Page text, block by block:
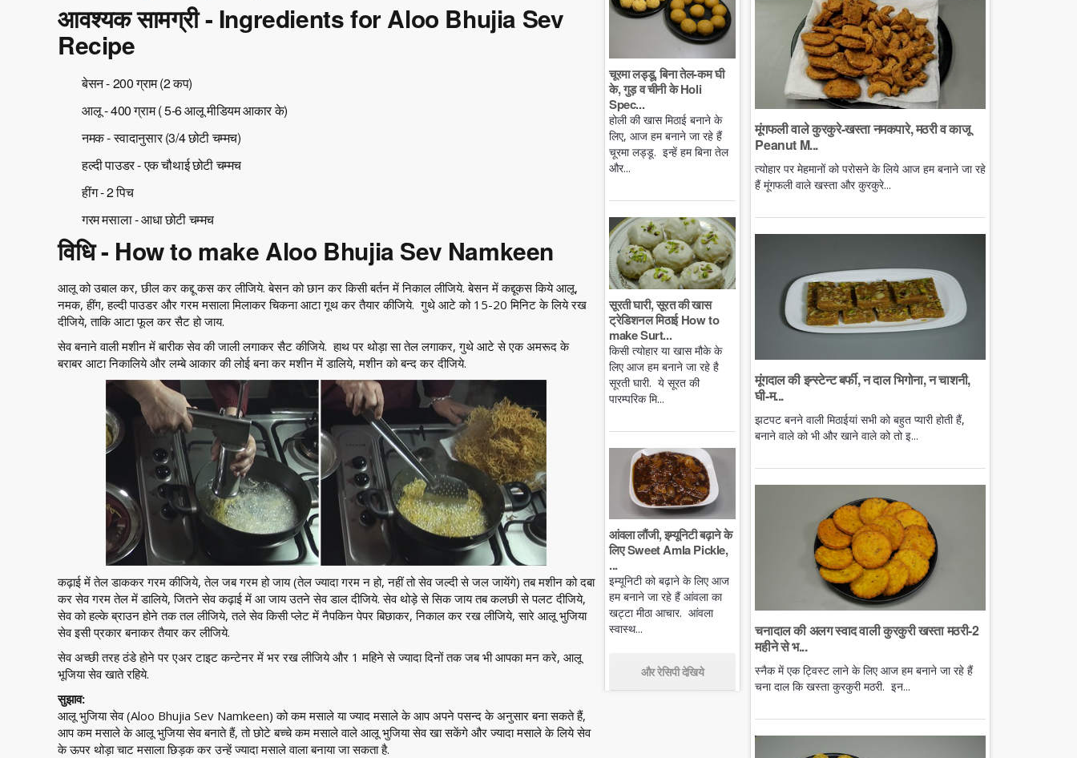
आवश्यक सामग्री - Ingredients for Aloo Bhujia Sev
Recipe
बेसन - 200 ग्राम (2 कप)
आलू - 400 ग्राम ( 5-6 आलू मीडियम आकार के)
नमक - स्वादानुसार (3/4 छोटी चम्मच)
हल्दी पाउडर - एक चौथाई छोटी चम्मच
हींग - 2 पिच
गरम मसाला - आधा छोटी चम्मच
विधि - How to make Aloo Bhujia Sev Namkeen
आलू को उबाल कर, छील कर कद्दू कस कर लीजिये. बेसन को छान कर किसी बर्तन में निकाल लीजिये. बेसन में कद्दूकस किये आलू,
नमक, हींग, हल्दी पाउडर और गरम मसाला मिलाकर चिकना आटा गूथ कर तैयार कीजिये. गुथे आटे को 15-20 मिनिट के लिये रख
दीजिये, ताकि आटा फूल कर सैट हो जाय.
सेव बनाने वाली मशीन में बारीक सेव की जाली लगाकर सैट कीजिये. हाथ पर थोड़ा सा तेल लगाकर, गुथे आटे से एक अमरूद के
बराबर आटा निकालिये और लम्बे आकार की लोई बना कर मशीन में डालिये, मशीन को बन्द कर दीजिये.
कढ़ाई में तेल डाककर गरम कीजिये, तेल जब गरम हो जाय (तेल ज्यादा गरम न हो, नहीं तो सेव जल्दी से जल जायेंगे) तब मशीन को दबा
कर सेव गरम तेल में डालिये, जितने सेव कढ़ाई में आ जाय उतने सेव डाल दीजिये. सेव थोड़े से सिक जाय तब कलछी से पलट दीजिये,
सेव को हल्के ब्राउन होने तक तल लीजिये, तले सेव किसी प्लेट में नैपकिन पेपर बिछाकर, निकाल कर रख लीजिये, सारे आलू भुजिया
सेव इसी प्रकार बनाकर तैयार कर लीजिये.
सेव अच्छी तरह ठंडे होने पर एअर टाइट कन्टेनर में भर रख लीजिये और 1 महिने से ज्यादा दिनों तक जब भी आपका मन करे, आलू
भूजिया सेव खाते रहिये.
सुझाव:
आलू भुजिया सेव (Aloo Bhujia Sev Namkeen) को कम मसाले या ज्याद मसाले के आप अपने पसन्द के अनुसार बना सकते हैं,
आप कम मसाले के आलू भुजिया सेव बनाते हैं, तो छोटे बच्चे कम मसाले वाले आलू भुजिया सेव खा सकेंगे और ज्यादा मसाले के लिये सेव
के ऊपर थोड़ा चाट मसाला छिड़क कर उन्हें ज्यादा मसाले वाला बनाया जा सकता है.
चूरमा लड्डू, बिना तेल-कम घी
के, गुड़ व चीनी के Holi
Spec...
होली की खास मिठाई बनाने के
लिए, आज हम बनाने जा रहे हैं
चूरमा लड्डू. इन्हें हम बिना तेल
और...
सूरती घारी, सूरत की खास
ट्रेडिशनल मिठाई How to
make Surt...
किसी त्योहार या खास मौके के
लिए आज हम बनाने जा रहे है
सूरती घारी. ये सूरत की
पारम्परिक मि...
आंवला लौंजी, इम्यूनिटी बढ़ाने के
लिए Sweet Amla Pickle,
...
इम्यूनिटी को बढ़ाने के लिए आज
हम बनाने जा रहे हैं आंवला का
खट्टा मीठा आचार. आंवला
स्वास्थ...
और रेसिपी देखिये
मूंगफली वाले कुरकुरे-खस्ता नमकपारे, मठरी व काजू
Peanut M...
त्योहार पर मेहमानों को परोसने के लिये आज हम बनाने जा रहे
हैं मूंगफली वाले खस्ता और कुरकुरे...
मूंगदाल की इन्स्टेन्ट बर्फी, न दाल भिगोना, न चाशनी,
घी-म...
झटपट बनने वाली मिठाईयां सभी को बहुत प्यारी होती हैं,
बनाने वाले को भी और खाने वाले को तो इ...
चनादाल की अलग स्वाद वाली कुरकुरी खस्ता मठरी-2
महीने से भ...
स्नैक में एक ट्विस्ट लाने के लिए आज हम बनाने जा रहे हैं
चना दाल कि खस्ता कुरकुरी मठरी. इन...